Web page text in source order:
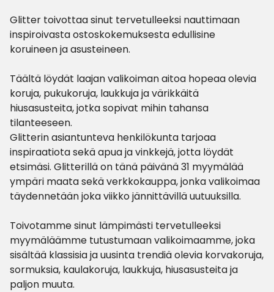
Glitter toivottaa sinut tervetulleeksi nauttimaan
inspiroivasta ostoskokemuksesta edullisine
koruineen ja asusteineen.
Täältä löydät laajan valikoiman aitoa hopeaa olevia
koruja, pukukoruja, laukkuja ja värikkäitä
hiusasusteita, jotka sopivat mihin tahansa
tilanteeseen.
Glitterin asiantunteva henkilökunta tarjoaa
inspiraatiota sekä apua ja vinkkejä, jotta löydät
etsimäsi. Glitterillä on tänä päivänä 31 myymälää
ympäri maata sekä verkkokauppa, jonka valikoimaa
täydennetään joka viikko jännittävillä uutuuksilla.
Toivotamme sinut lämpimästi tervetulleeksi
myymäläämme tutustumaan valikoimaamme, joka
sisältää klassisia ja uusinta trendiä olevia korvakoruja,
sormuksia, kaulakoruja, laukkuja, hiusasusteita ja
paljon muuta.